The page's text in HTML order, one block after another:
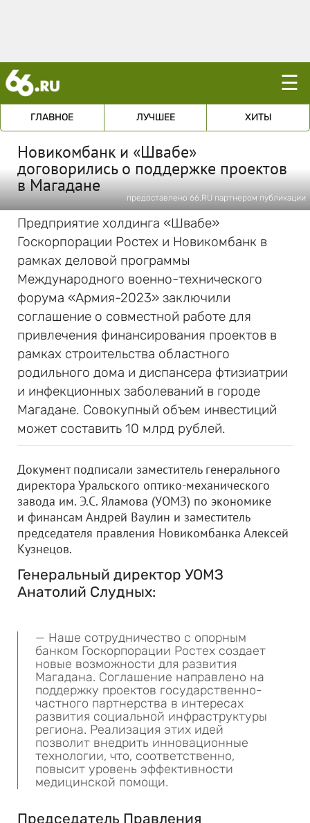
☰
ГЛАВНОЕ ЛУЧШЕЕ ХИТЫ
Новикомбанк и «Швабе»
договорились о поддержке проектов
в Магадане
предоставлено 66.RU партнером публикации
Предприятие холдинга «Швабе»
Госкорпорации Ростех и Новикомбанк в
рамках деловой программы
Международного военно-технического
форума «Армия-2023» заключили
соглашение о совместной работе для
привлечения финансирования проектов в
рамках строительства областного
родильного дома и диспансера фтизиатрии
и инфекционных заболеваний в городе
Магадане. Совокупный объем инвестиций
может составить 10 млрд рублей.
Документ подписали заместитель генерального
директора Уральского оптико-механического
завода им. Э.С. Яламова (УОМЗ) по экономике
и финансам Андрей Ваулин и заместитель
председателя правления Новикомбанка Алексей
Кузнецов.
Генеральный директор УОМЗ
Анатолий Слудных:
— Наше сотрудничество с опорным
банком Госкорпорации Ростех создает
новые возможности для развития
Магадана. Соглашение направлено на
поддержку проектов государственно-
частного партнерства в интересах
развития социальной инфраструктуры
региона. Реализация этих идей
позволит внедрить инновационные
технологии, что, соответственно,
повысит уровень эффективности
медицинской помощи.
Председатель Правления